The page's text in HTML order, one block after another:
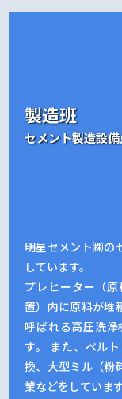
製造班
セメント製造設
明星セメント㈱の
しています。
プレヒーター（
置）内に原料が堆
呼ばれる高圧洗
す。 また、ベル
換、大型ミル（粉
業などをしています